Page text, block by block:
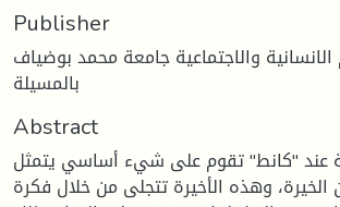
Publisher
الانسانية والاجتماعية جامعة محمد بوضياف
بالمسيلة
Abstract
عند "كانط" تقوم على شيء أساسي يتمثل
الخيرة، وهذه الأخيرة تتجلى من خلال فكرة